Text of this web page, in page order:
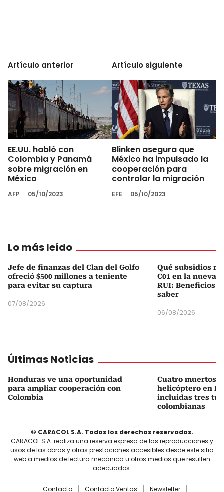
Artículo anterior
EE.UU. habló con
Colombia y Panamá
sobre migración en
México
AFP 05/10/2023
Artículo siguiente
Blinken asegura que
México ha impulsado la
cooperación para
controlar la migración
EFE 05/10/2023
Lo más leído
Jefe de finanzas del Clan del Golfo
ofreció $500 millones a teniente
para evitar su captura
07/08/2026
Qué subsidios
C01 en la nueva
RUI: Beneficios
saber
06/08/2026
Últimas Noticias
Honduras ve una oportunidad
para ampliar cooperación con
Colombia
Cuatro muertos
helicóptero en
incluidas tres
colombianas
© CARACOL S.A. Todos los derechos reservados.
CARACOL S.A. realiza una reserva expresa de las reproducciones y
usos de las obras y otras prestaciones accesibles desde este sitio
web a medios de lectura mecánica u otros medios que resulten
adecuados.
Contacto Contacto Ventas Newsletter